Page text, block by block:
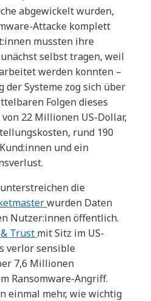
abgewickelt wurden,
Attacke komplett
mussten ihre
selbst tragen, weil
werden konnten –
Systeme zog sich über
Folgen dieses
22 Millionen US-Dollar,
rund 190
und ein
die
wurden Daten
Nutzer:innen öffentlich.
Trust mit Sitz im US-
verlor sensible
7,6 Millionen
Ransomware-Angriff.
einmal mehr, wie wichtig